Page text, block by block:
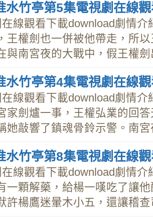
水竹亭第5集電視劇在線
線觀看下載download劇情
王權劍也一併被他帶走，所
與南宮夜的大戰中，假王權
水竹亭第4集電視劇在線
線觀看下載download劇情
家劍爐一事，王權弘業的回
她敲響了鎮魂骨鈴示警。南
水竹亭第8集電視劇在線
線觀看下載download劇情
一顆解藥，給楊一嘆吃了讓
許楊鷹迷暈木小五，還讓稽